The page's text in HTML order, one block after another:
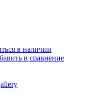
в наличии
в сравнение